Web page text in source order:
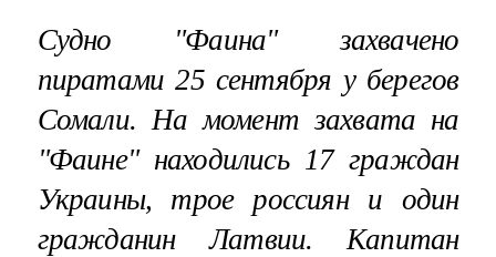
Судно "Фаина" захвачено
пиратами 25 сентября у берегов
Сомали. На момент захвата на
"Фаине" находились 17 граждан
Украины, трое россиян и один
гражданин Латвии. Капитан